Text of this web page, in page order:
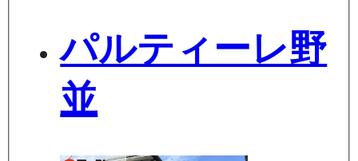
パルティーレ野
並